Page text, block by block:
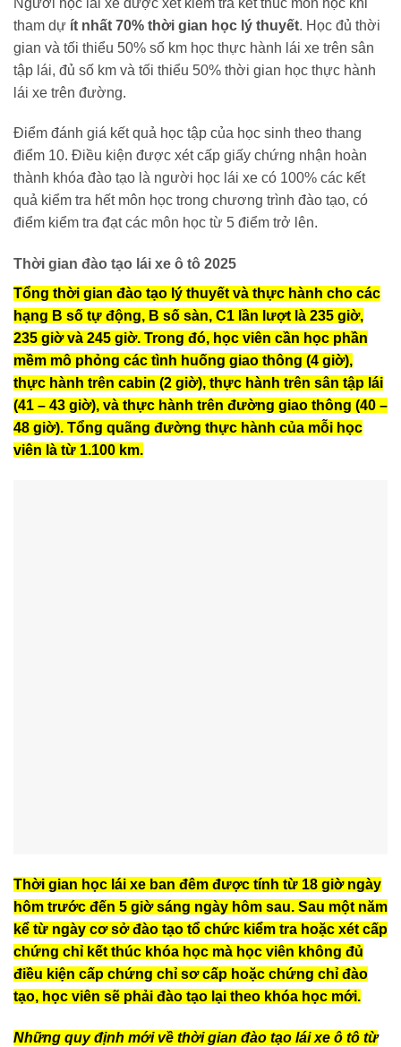
tham dự ít nhất 70% thời gian học lý thuyết. Học đủ thời
gian và tối thiểu 50% số km học thực hành lái xe trên sân
tập lái, đủ số km và tối thiểu 50% thời gian học thực hành
lái xe trên đường.
Điểm đánh giá kết quả học tập của học sinh theo thang
điểm 10. Điều kiện được xét cấp giấy chứng nhận hoàn
thành khóa đào tạo là người học lái xe có 100% các kết
quả kiểm tra hết môn học trong chương trình đào tạo, có
điểm kiểm tra đạt các môn học từ 5 điểm trở lên.
Thời gian đào tạo lái xe ô tô 2025
Tổng thời gian đào tạo lý thuyết và thực hành cho các
hạng B số tự động, B số sàn, C1 lần lượt là 235 giờ,
235 giờ và 245 giờ. Trong đó, học viên cần học phần
mềm mô phỏng các tình huống giao thông (4 giờ),
thực hành trên cabin (2 giờ), thực hành trên sân tập lái
(41 – 43 giờ), và thực hành trên đường giao thông (40 –
48 giờ). Tổng quãng đường thực hành của mỗi học
viên là từ 1.100 km.
Thời gian học lái xe ban đêm được tính từ 18 giờ ngày
hôm trước đến 5 giờ sáng ngày hôm sau. Sau một năm
kể từ ngày cơ sở đào tạo tổ chức kiểm tra hoặc xét cấp
chứng chỉ kết thúc khóa học mà học viên không đủ
điều kiện cấp chứng chỉ sơ cấp hoặc chứng chỉ đào
tạo, học viên sẽ phải đào tạo lại theo khóa học mới.
Những quy định mới về thời gian đào tạo lái xe ô tô từ